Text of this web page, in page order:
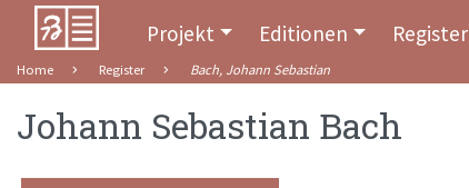
Projekt Editionen Register
Home Register Bach, Johann Sebastian
Johann Sebastian Bach